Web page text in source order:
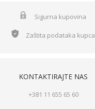
Sigurna kupovina
Zaštita podataka kupca
KONTAKTIRAJTE NAS
+381 11 655 65 60